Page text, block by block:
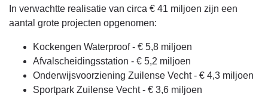
In verwachtte realisatie van circa € 41 miljoen zijn een
aantal grote projecten opgenomen:
Kockengen Waterproof - € 5,8 miljoen
Afvalscheidingsstation - € 5,2 miljoen
Onderwijsvoorziening Zuilense Vecht - € 4,3 miljoen
Sportpark Zuilense Vecht - € 3,6 miljoen